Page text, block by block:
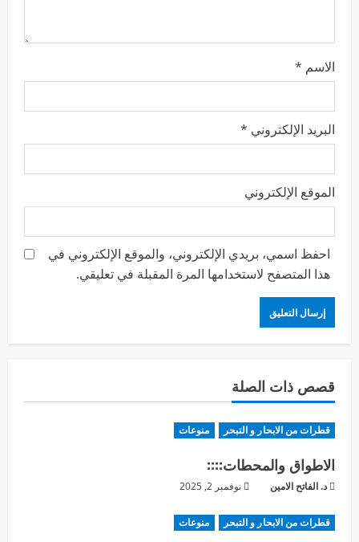
الاسم *
البريد الإلكتروني *
الموقع الإلكتروني
احفظ اسمي، بريدي الإلكتروني، والموقع الإلكتروني في
هذا المتصفح لاستخدامها المرة المقبلة في تعليقي.
قصص ذات الصلة
قطرات من الابحار و التبحر منوعات
الاطواق والمحطات::::
د. الفاتح الامين نوفمبر 2, 2025
قطرات من الابحار و التبحر منوعات